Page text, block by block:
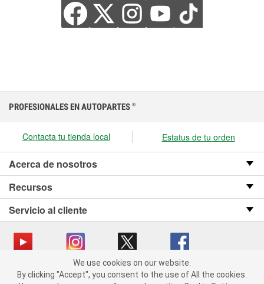
We use cookies on our website. By clicking "Accept", you consent
to the use of All the cookies.
PROFESIONALES EN AUTOPARTES ®
Contacta tu tienda local Estatus de tu orden
Acerca de nosotros
Recursos
Servicio al cliente
Copyright © 2008-2026 O’Reilly Auto Parts v OST_3.2.0.0.729 (3) cv1361
We use cookies on our website.
By clicking "Accept", you consent to the use of All the cookies.